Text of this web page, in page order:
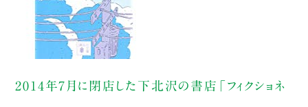
2014年7月に閉店した下北沢の書店「フィクショネ